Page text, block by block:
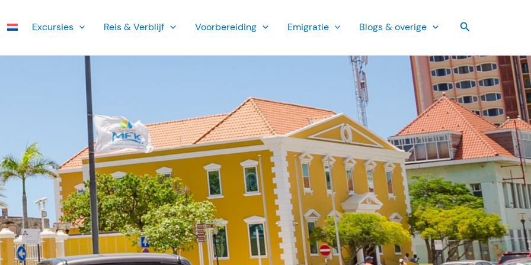
Ex­cursies Reis & Verblijf Voorbereiding Emi­gratie Blogs & overige Zoeken